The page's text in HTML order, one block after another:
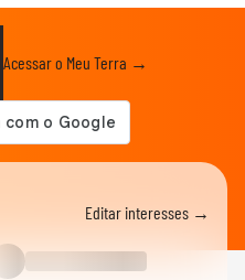
Acessar o Meu Terra →
Editar interesses →